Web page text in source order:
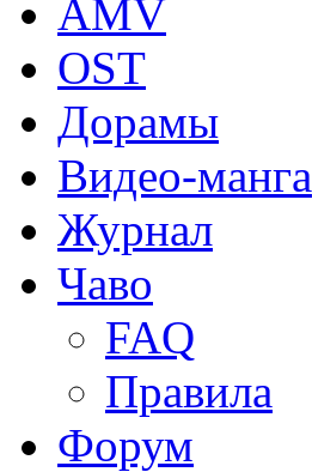
AMV
OST
Дорамы
Видео-манга
Журнал
Чаво
FAQ
Правила
Форум